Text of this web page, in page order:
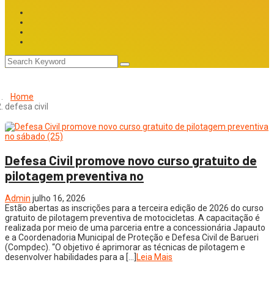
Home
defesa civil
Defesa Civil promove novo curso gratuito de
pilotagem preventiva no
Admin julho 16, 2026
Estão abertas as inscrições para a terceira edição de 2026 do curso
gratuito de pilotagem preventiva de motocicletas. A capacitação é
realizada por meio de uma parceria entre a concessionária Japauto
e a Coordenadoria Municipal de Proteção e Defesa Civil de Barueri
(Compdec). “O objetivo é aprimorar as técnicas de pilotagem e
desenvolver habilidades para a […]
Leia Mais